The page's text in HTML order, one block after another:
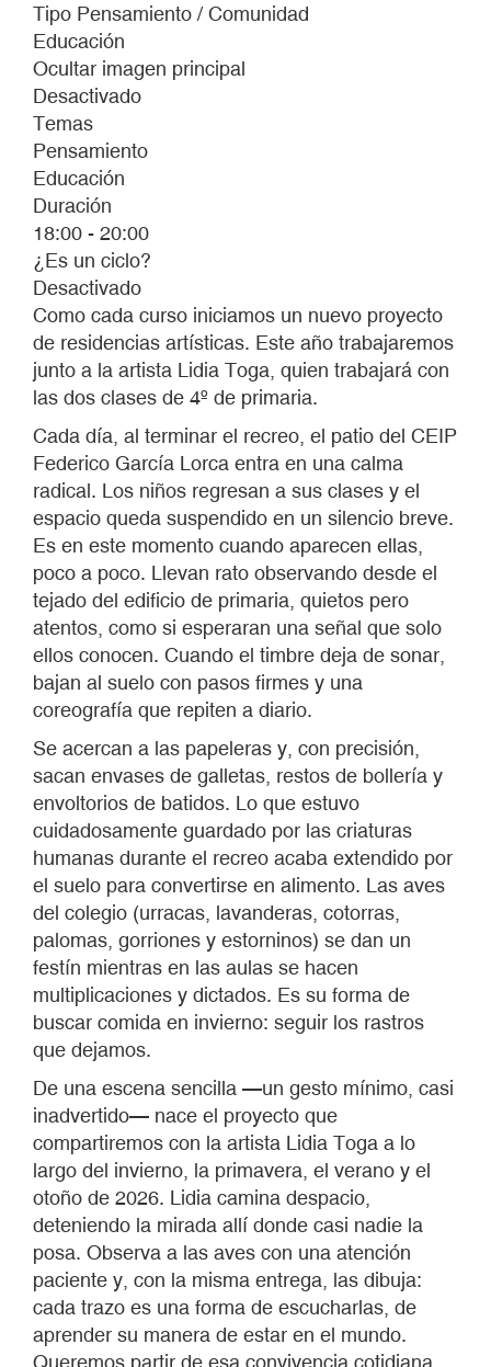
Tipo Pensamiento / Comunidad
Educación
Ocultar imagen principal
Desactivado
Temas
Pensamiento
Educación
Duración
18:00 - 20:00
¿Es un ciclo?
Desactivado
Como cada curso iniciamos un nuevo proyecto
de residencias artísticas. Este año trabajaremos
junto a la artista Lidia Toga, quien trabajará con
las dos clases de 4º de primaria.
Cada día, al terminar el recreo, el patio del CEIP
Federico García Lorca entra en una calma
radical. Los niños regresan a sus clases y el
espacio queda suspendido en un silencio breve.
Es en este momento cuando aparecen ellas,
poco a poco. Llevan rato observando desde el
tejado del edificio de primaria, quietos pero
atentos, como si esperaran una señal que solo
ellos conocen. Cuando el timbre deja de sonar,
bajan al suelo con pasos firmes y una
coreografía que repiten a diario.
Se acercan a las papeleras y, con precisión,
sacan envases de galletas, restos de bollería y
envoltorios de batidos. Lo que estuvo
cuidadosamente guardado por las criaturas
humanas durante el recreo acaba extendido por
el suelo para convertirse en alimento. Las aves
del colegio (urracas, lavanderas, cotorras,
palomas, gorriones y estorninos) se dan un
festín mientras en las aulas se hacen
multiplicaciones y dictados. Es su forma de
buscar comida en invierno: seguir los rastros
que dejamos.
De una escena sencilla —un gesto mínimo, casi
inadvertido— nace el proyecto que
compartiremos con la artista Lidia Toga a lo
largo del invierno, la primavera, el verano y el
otoño de 2026. Lidia camina despacio,
deteniendo la mirada allí donde casi nadie la
posa. Observa a las aves con una atención
paciente y, con la misma entrega, las dibuja:
cada trazo es una forma de escucharlas, de
aprender su manera de estar en el mundo.